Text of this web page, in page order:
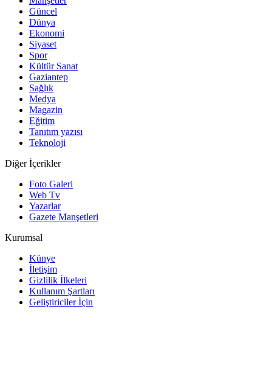
Güncel
Dünya
Ekonomi
Siyaset
Spor
Kültür Sanat
Gaziantep
Sağlık
Medya
Magazin
Eğitim
Tanıtım yazısı
Teknoloji
Diğer İçerikler
Foto Galeri
Web Tv
Yazarlar
Gazete Manşetleri
Kurumsal
Künye
İletişim
Gizlilik İlkeleri
Kullanım Şartları
Geliştiriciler İçin